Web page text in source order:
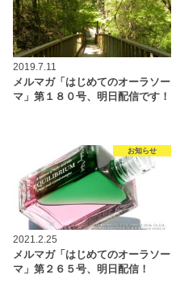
2019.7.11
メルマガ「はじめてのオーラソー
マ」第１８０号、明日配信です！
お知らせ
2021.2.25
メルマガ「はじめてのオーラソー
マ」第２６５号、明日配信！